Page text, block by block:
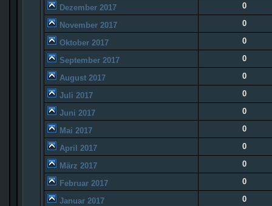
Dezember 2017 0
November 2017 0
Oktober 2017 0
September 2017 0
August 2017 0
Juli 2017 0
Juni 2017 0
Mai 2017 0
April 2017 0
März 2017 0
Februar 2017 0
Januar 2017 0